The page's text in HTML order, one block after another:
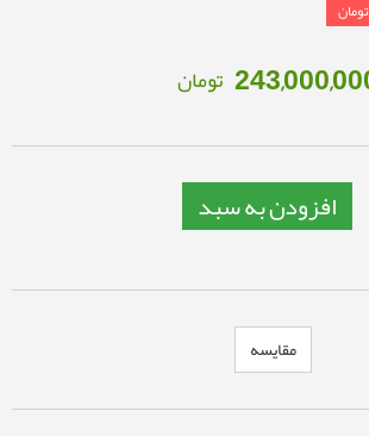
تومان
تومان
افزودن به سبد
مقایسه